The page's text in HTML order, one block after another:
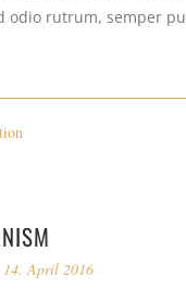
odio rutrum, semper
14. April 2016